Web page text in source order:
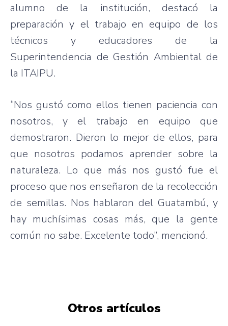
alumno de la institución, destacó la
preparación y el trabajo en equipo de los
técnicos y educadores de la
Superintendencia de Gestión Ambiental de
la ITAIPU.
“Nos gustó como ellos tienen paciencia con
nosotros, y el trabajo en equipo que
demostraron. Dieron lo mejor de ellos, para
que nosotros podamos aprender sobre la
naturaleza. Lo que más nos gustó fue el
proceso que nos enseñaron de la recolección
de semillas. Nos hablaron del Guatambú, y
hay muchísimas cosas más, que la gente
común no sabe. Excelente todo”, mencionó.
Otros artículos